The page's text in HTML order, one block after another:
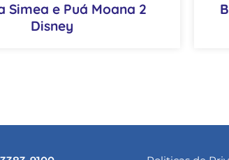
Simea e Puá Moana 2
Disney